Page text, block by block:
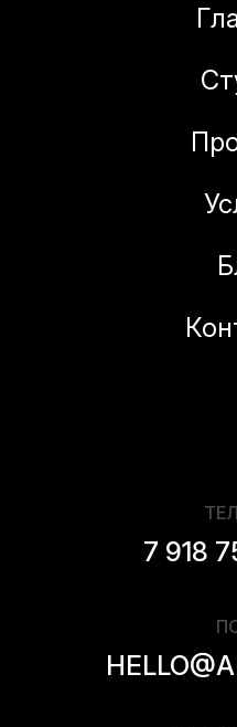
7 918